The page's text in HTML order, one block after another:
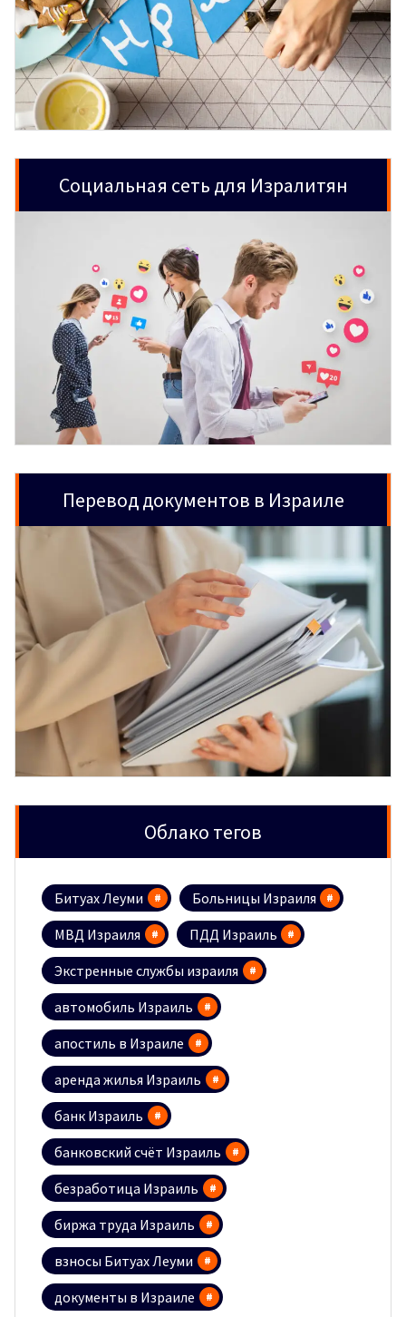
Социальная сеть для Изралитян
Перевод документов в Израиле
Облако тегов
Битуах Леуми
Больницы Израиля
МВД Израиля
ПДД Израиль
Экстренные службы израиля
автомобиль Израиль
апостиль в Израиле
аренда жилья Израиль
банк Израиль
банковский счёт Израиль
безработица Израиль
биржа труда Израиль
взносы Битуах Леуми
документы в Израиле